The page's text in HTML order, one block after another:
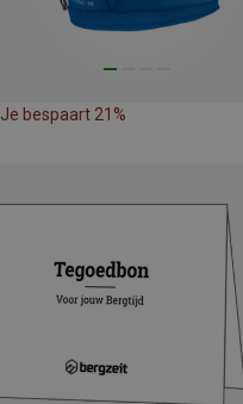
Je bespaart 21%